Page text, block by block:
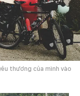
thương của mình vào